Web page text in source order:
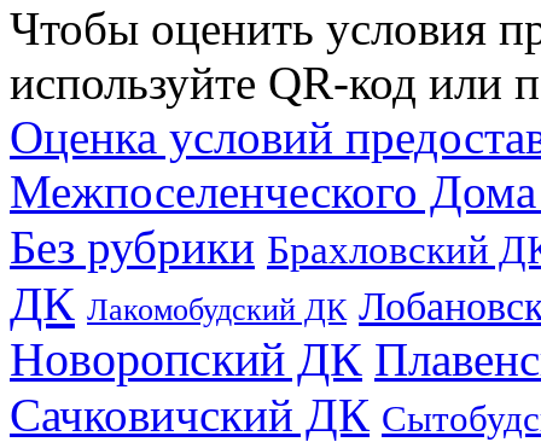
Чтобы оценить условия
используйте QR-код или
Оценка условий
Межпоселенческого
Без рубрики Брахловский
ДК Лакомобудский ДК
Новоропский ДК
Сачковичский ДК